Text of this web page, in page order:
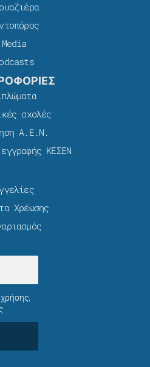
Media
σχολές
Α.Ε.Ν.
ΚΕΣΕΝ
Χρέωσης​